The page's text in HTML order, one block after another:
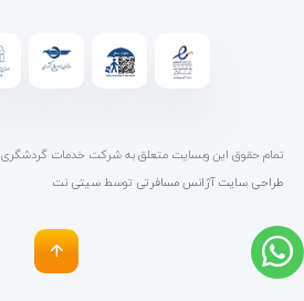
تمام حقوق این وبسایت متعلق به شرکت خدمات گردشگری
طراحی سایت آژانس مسافرتی توسط سیتی نت